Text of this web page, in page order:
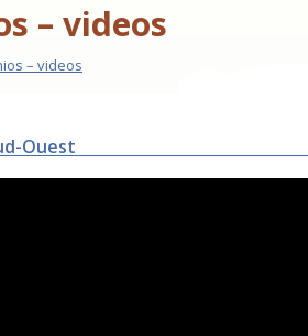
– videos
– videos
Ouest